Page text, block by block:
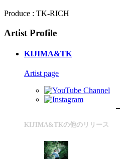
Produce : TK-RICH
Artist Profile
KIJIMA&TK
Artist page
KIJIMA&TKの他のリリース